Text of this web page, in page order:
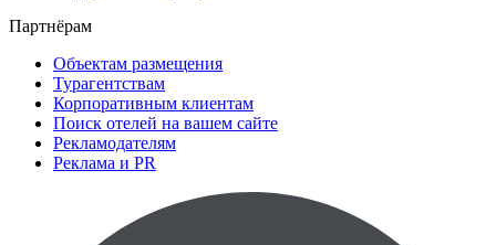
Партнёрам
Объектам размещения
Турагентствам
Корпоративным клиентам
Поиск отелей на вашем сайте
Рекламодателям
Реклама и PR